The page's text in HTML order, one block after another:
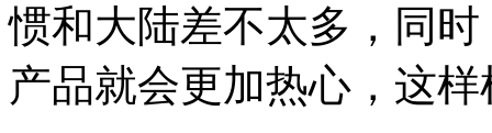
惯和大陆差不太多，同
产品就会更加热心，这